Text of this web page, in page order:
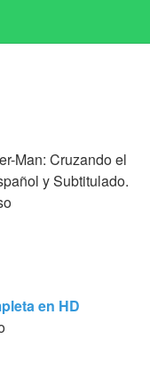
Man: Cruzando el
y Subtitulado.
en HD